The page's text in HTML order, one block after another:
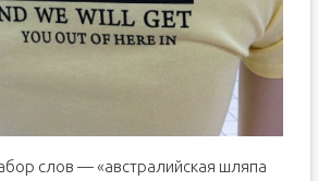
слов — «австралийская шляпа